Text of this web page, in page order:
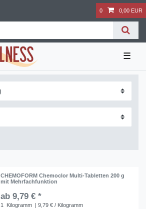
0 0,00 EUR
☰
CHEMOFORM Chemoclor Multi-Tabletten 200 g
mit Mehrfachfunktion
ab 9,79 € *
1 Kilogramm | 9,79 € / Kilogramm